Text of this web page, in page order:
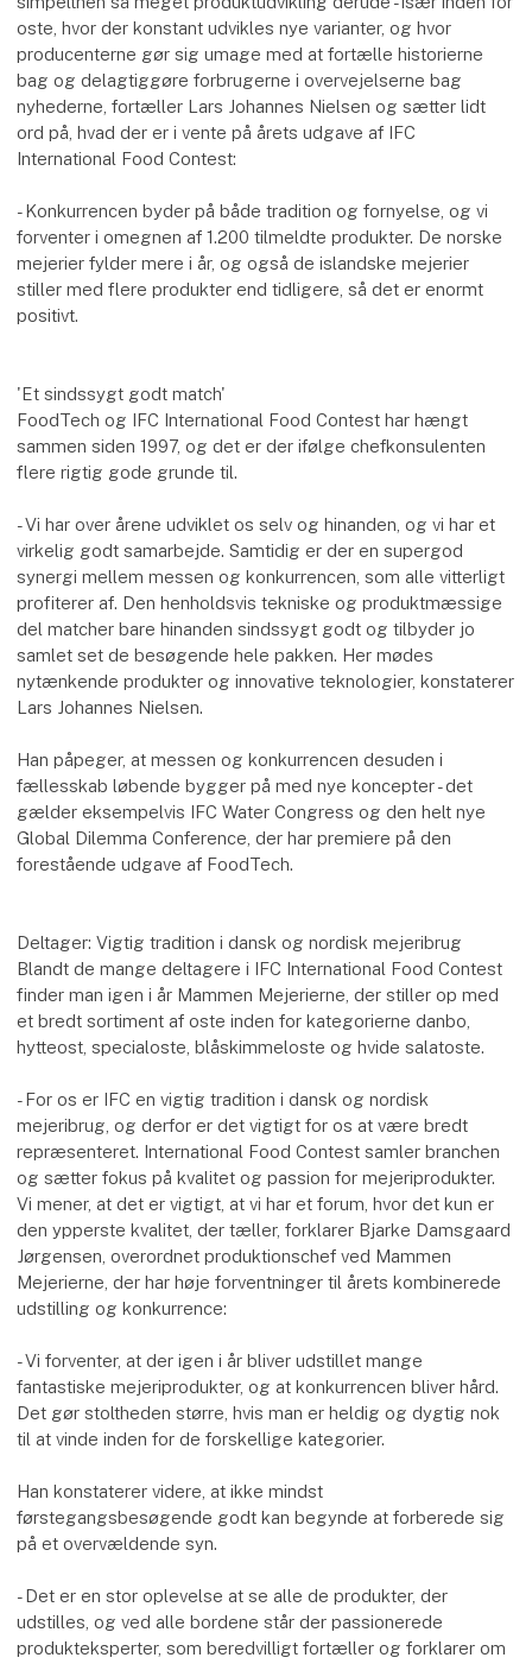
oste, hvor der konstant udvikles nye varianter, og hvor
producenterne gør sig umage med at fortælle historierne
bag og delagtiggøre forbrugerne i overvejelserne bag
nyhederne, fortæller Lars Johannes Nielsen og sætter lidt
ord på, hvad der er i vente på årets udgave af IFC
International Food Contest:
- Konkurrencen byder på både tradition og fornyelse, og vi
forventer i omegnen af 1.200 tilmeldte produkter. De norske
mejerier fylder mere i år, og også de islandske mejerier
stiller med flere produkter end tidligere, så det er enormt
positivt.
'Et sindssygt godt match'
FoodTech og IFC International Food Contest har hængt
sammen siden 1997, og det er der ifølge chefkonsulenten
flere rigtig gode grunde til.
- Vi har over årene udviklet os selv og hinanden, og vi har et
virkelig godt samarbejde. Samtidig er der en supergod
synergi mellem messen og konkurrencen, som alle vitterligt
profiterer af. Den henholdsvis tekniske og produktmæssige
del matcher bare hinanden sindssygt godt og tilbyder jo
samlet set de besøgende hele pakken. Her mødes
nytænkende produkter og innovative teknologier, konstaterer
Lars Johannes Nielsen.
Han påpeger, at messen og konkurrencen desuden i
fællesskab løbende bygger på med nye koncepter - det
gælder eksempelvis IFC Water Congress og den helt nye
Global Dilemma Conference, der har premiere på den
forestående udgave af FoodTech.
Deltager: Vigtig tradition i dansk og nordisk mejeribrug
Blandt de mange deltagere i IFC International Food Contest
finder man igen i år Mammen Mejerierne, der stiller op med
et bredt sortiment af oste inden for kategorierne danbo,
hytteost, specialoste, blåskimmeloste og hvide salatoste.
- For os er IFC en vigtig tradition i dansk og nordisk
mejeribrug, og derfor er det vigtigt for os at være bredt
repræsenteret. International Food Contest samler branchen
og sætter fokus på kvalitet og passion for mejeriprodukter.
Vi mener, at det er vigtigt, at vi har et forum, hvor det kun er
den ypperste kvalitet, der tæller, forklarer Bjarke Damsgaard
Jørgensen, overordnet produktionschef ved Mammen
Mejerierne, der har høje forventninger til årets kombinerede
udstilling og konkurrence:
- Vi forventer, at der igen i år bliver udstillet mange
fantastiske mejeriprodukter, og at konkurrencen bliver hård.
Det gør stoltheden større, hvis man er heldig og dygtig nok
til at vinde inden for de forskellige kategorier.
Han konstaterer videre, at ikke mindst
førstegangsbesøgende godt kan begynde at forberede sig
på et overvældende syn.
- Det er en stor oplevelse at se alle de produkter, der
udstilles, og ved alle bordene står der passionerede
produkteksperter, som beredvilligt fortæller og forklarer om